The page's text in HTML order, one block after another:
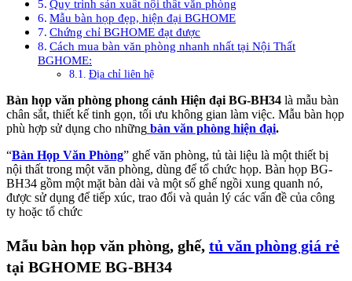
Quy trình sản xuất nội thất văn phòng
Mẫu bàn họp đẹp, hiện đại BGHOME
Chứng chỉ BGHOME đạt được
Cách mua bàn văn phòng nhanh nhất tại Nội Thất
BGHOME:
Địa chỉ liên hệ
Bàn họp văn phòng phong cánh Hiện đại BG-BH34 là mẫu bàn
chân sắt, thiết kế tinh gọn, tối ưu không gian làm việc. Mẫu bàn họp
phù hợp sử dụng cho những bàn văn phòng hiện đại.
“Bàn Họp Văn Phòng” ghế văn phòng, tủ tài liệu là một thiết bị
nội thất trong một văn phòng, dùng để tổ chức họp. Bàn họp BG-
BH34 gồm một mặt bàn dài và một số ghế ngồi xung quanh nó,
được sử dụng để tiếp xúc, trao đổi và quản lý các vấn đề của công
ty hoặc tổ chức
Mẫu bàn họp văn phòng, ghế, tủ văn phòng giá rẻ
tại BGHOME BG-BH34